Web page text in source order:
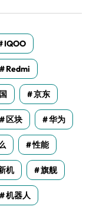
IQOO
Redmi
京东
区块 华为
性能
机 旗舰
机器人